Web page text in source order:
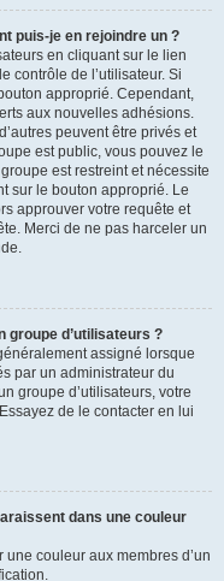
puis-je en rejoindre un ?
en cliquant sur le lien
contrôle de l’utilisateur. Si
approprié. Cependant,
aux nouvelles adhésions.
peuvent être privés et
est public, vous pouvez le
est restreint et nécessite
sur le bouton approprié. Le
approuver votre requête et
Merci de ne pas harceler un
groupe d’utilisateurs ?
assigné lorsque
par un administrateur du
groupe d’utilisateurs, votre
de le contacter en lui
dans une couleur
couleur aux membres d’un